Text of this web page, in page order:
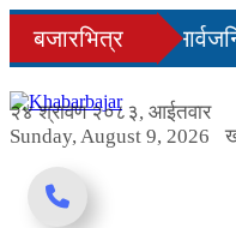
Skip
content
बजारभित्र
सरकारले
२४ श्रावण २०८३, आईतवार
Sunday, August 9, 2026